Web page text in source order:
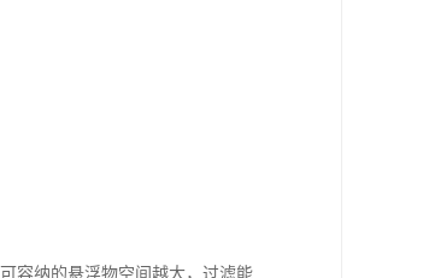
容纳的悬浮物空间越大，过滤能